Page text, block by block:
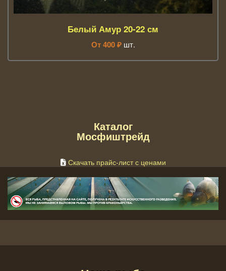
Белый Амур 20-22 см
От400 ₽ шт.
Каталог
Мосфиштрейд
Скачать прайс-лист с ценами